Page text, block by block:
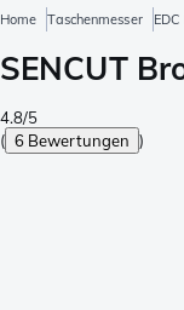
Home Taschenmesser
SENCUT
4.8/5
( 6 Bewertungen )